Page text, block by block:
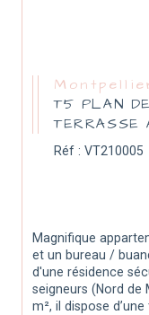
T5 PLAN
Réf : VT210005
Magnifique
et un bureau /
d'une résidence
seigneurs (Nord de
m², il dispose